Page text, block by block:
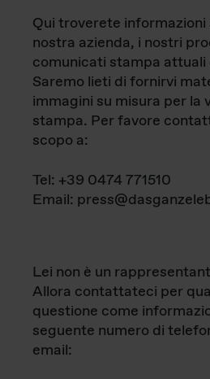
Qui troverete informazioni
nostra azienda, i nostri
comunicati stampa attuali
Saremo lieti di fornirvi
immagini su misura per la
stampa. Per favore
scopo a:
Tel: +39 0474 771510
Email:
Lei non è un
Allora contattateci per
questione come
seguente numero di
email: